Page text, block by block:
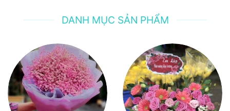
DANH MỤC SẢN PHẨM